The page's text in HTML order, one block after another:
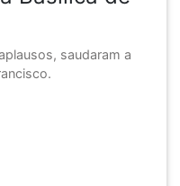
saudaram a